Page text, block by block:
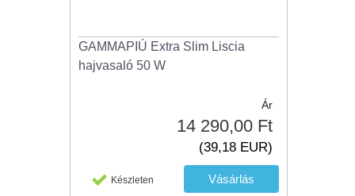
GAMMAPIÚ Extra Slim Liscia
hajvasaló 50 W
Ár
14 290,00 Ft
(39,18 EUR)
Készleten